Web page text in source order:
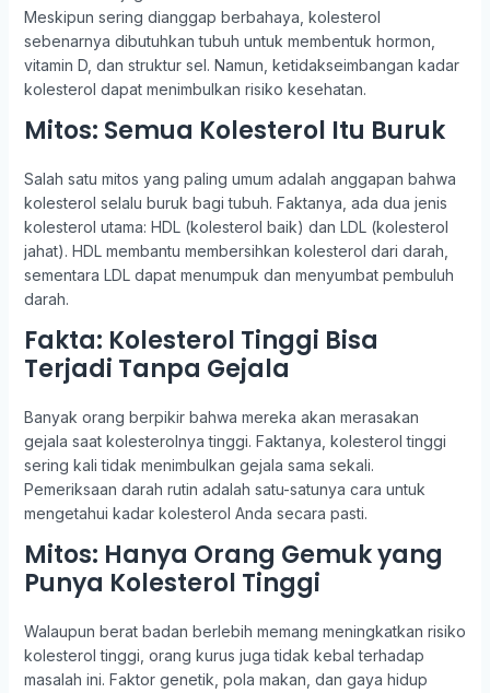
Meskipun sering dianggap berbahaya, kolesterol
sebenarnya dibutuhkan tubuh untuk membentuk hormon,
vitamin D, dan struktur sel. Namun, ketidakseimbangan kadar
kolesterol dapat menimbulkan risiko kesehatan.
Mitos: Semua Kolesterol Itu Buruk
Salah satu mitos yang paling umum adalah anggapan bahwa
kolesterol selalu buruk bagi tubuh. Faktanya, ada dua jenis
kolesterol utama: HDL (kolesterol baik) dan LDL (kolesterol
jahat). HDL membantu membersihkan kolesterol dari darah,
sementara LDL dapat menumpuk dan menyumbat pembuluh
darah.
Fakta: Kolesterol Tinggi Bisa
Terjadi Tanpa Gejala
Banyak orang berpikir bahwa mereka akan merasakan
gejala saat kolesterolnya tinggi. Faktanya, kolesterol tinggi
sering kali tidak menimbulkan gejala sama sekali.
Pemeriksaan darah rutin adalah satu-satunya cara untuk
mengetahui kadar kolesterol Anda secara pasti.
Mitos: Hanya Orang Gemuk yang
Punya Kolesterol Tinggi
Walaupun berat badan berlebih memang meningkatkan risiko
kolesterol tinggi, orang kurus juga tidak kebal terhadap
masalah ini. Faktor genetik, pola makan, dan gaya hidup